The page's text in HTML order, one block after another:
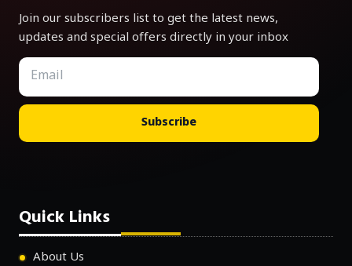
Join our subscribers list to get the latest news,
updates and special offers directly in your inbox
Subscribe
Quick Links
About Us